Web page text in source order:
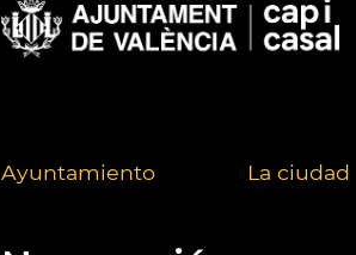
Ayuntamiento La ciudad